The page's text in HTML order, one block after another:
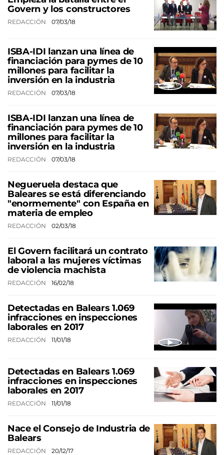
Govern y los constructores
REDACCIÓN 07/03/18
ISBA-IDI lanzan una línea de
financiación para pymes de 10
millones para facilitar la
inversión en la industria
REDACCIÓN 07/03/18
ISBA-IDI lanzan una línea de
financiación para pymes de 10
millones para facilitar la
inversión en la industria
REDACCIÓN 07/03/18
Negueruela destaca que
Baleares se está diferenciando
"enormemente" con España en
materia de empleo
REDACCIÓN 02/03/18
El Govern facilitará un contrato
laboral a las mujeres víctimas
de violencia machista
REDACCIÓN 16/02/18
Detectadas en Balears 1.069
infracciones en inspecciones
laborales en 2017
REDACCIÓN 11/01/18
Detectadas en Balears 1.069
infracciones en inspecciones
laborales en 2017
REDACCIÓN 11/01/18
Nace el Consejo de Industria de
Balears
REDACCIÓN 20/12/17